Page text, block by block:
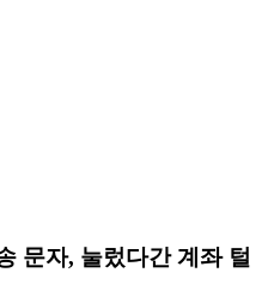
문자, 눌렀다간 계좌 털